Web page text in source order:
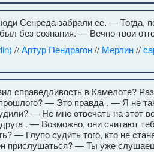
Сенреда забрали ее. — Тогда,
без сознания. — Вечно твои
//Артур Пендрагон// Мерлин//
справедливость в Камелоте?
— Это правда . — Я не
— Не мне отвечать на этот
. — Возможно, они считают
— Глупо судить того, кто не
прислушаться? — Ты уже